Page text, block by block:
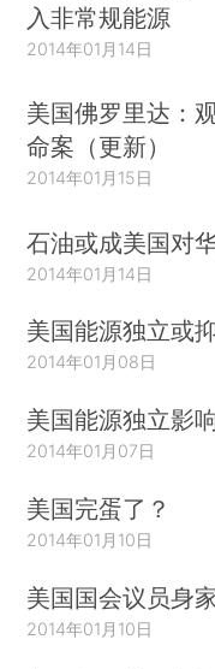
入非常规能源
2014年01月14日
美国佛罗里达：
命案（更新）
2014年01月15日
石油或成美国对
2014年01月14日
美国能源独立或
2014年01月08日
美国能源独立影
2014年01月07日
美国完蛋了？
2014年01月10日
美国国会议员身
2014年01月10日